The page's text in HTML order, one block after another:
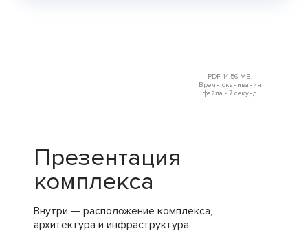
PDF 14.56 MB.
Время скачивания
файла - 7 секунд
Презентация
комплекса
Внутри — расположение комплекса,
архитектура и инфраструктура